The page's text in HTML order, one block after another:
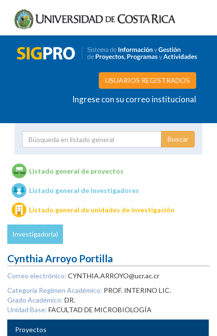
USUARIOS REGISTRADOS
Ingrese con su correo institucional
Unidades de investigación
Listado general de proyectos
Listado general de investigadores
Listado general de unidades de investigación
Investigador(a)
Cynthia Arroyo Portilla
Correo electrónico: CYNTHIA.ARROYO@ucr.ac.cr
Categoría Regimen Académico: PROF. INTERINO LIC.
Grado Académico: DR.
Unidad Base: FACULTAD DE MICROBIOLOGÍA
Proyectos